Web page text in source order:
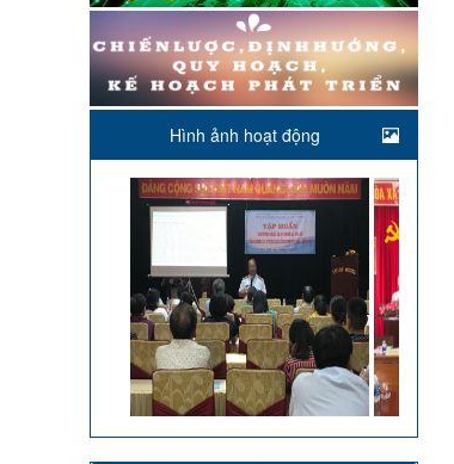
Hình ảnh hoạt động